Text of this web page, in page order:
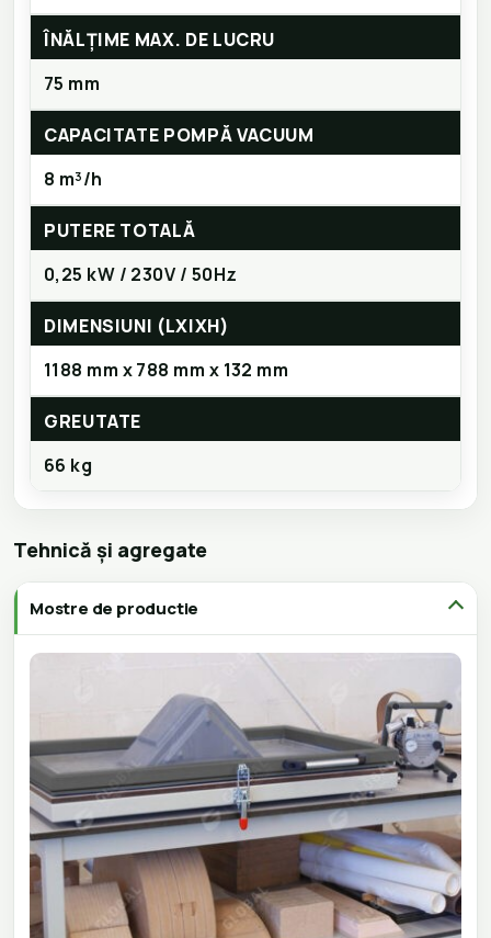
ÎNĂLȚIME MAX. DE LUCRU
75 mm
CAPACITATE POMPĂ VACUUM
8 m³/h
PUTERE TOTALĂ
0,25 kW / 230V / 50Hz
DIMENSIUNI (LXIXH)
1188 mm x 788 mm x 132 mm
GREUTATE
66 kg
Tehnică și agregate
Mostre de productie